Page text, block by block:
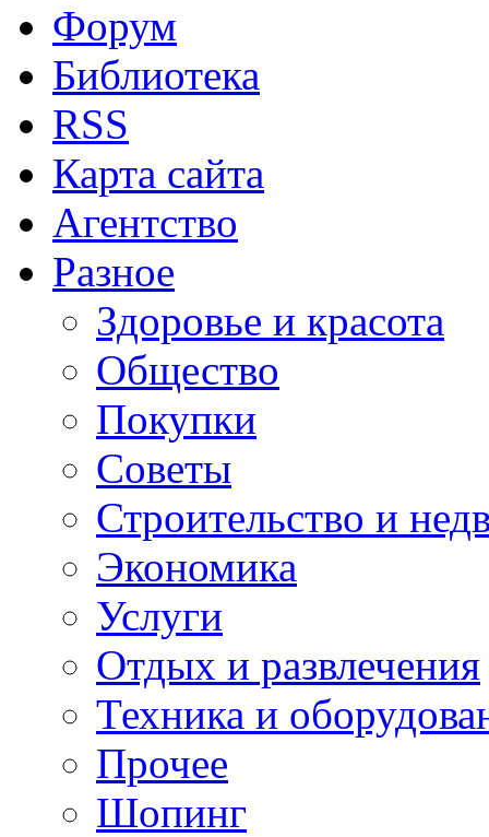
Форум
Библиотека
RSS
Карта сайта
Агентство
Разное
Здоровье и красота
Общество
Покупки
Советы
Строительство и
Экономика
Услуги
Отдых и развлечения
Техника и
Прочее
Шопинг